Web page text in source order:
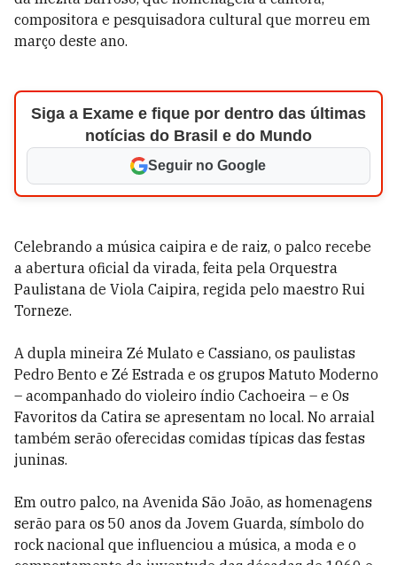
compositora e pesquisadora cultural que morreu em
março deste ano.
Siga a Exame e fique por dentro das últimas
notícias do Brasil e do Mundo
Seguir no Google
Celebrando a música caipira e de raiz, o palco recebe
a abertura oficial da virada, feita pela Orquestra
Paulistana de Viola Caipira, regida pelo maestro Rui
Torneze.
A dupla mineira Zé Mulato e Cassiano, os paulistas
Pedro Bento e Zé Estrada e os grupos Matuto Moderno
– acompanhado do violeiro índio Cachoeira – e Os
Favoritos da Catira se apresentam no local. No arraial
também serão oferecidas comidas típicas das festas
juninas.
Em outro palco, na Avenida São João, as homenagens
serão para os 50 anos da Jovem Guarda, símbolo do
rock nacional que influenciou a música, a moda e o